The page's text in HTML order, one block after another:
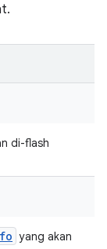
di-flash
yang akan